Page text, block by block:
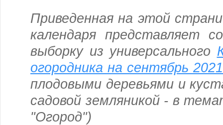
Приведенная на этой
календаря представляет
выборку из универсального
огородника на сентябрь
плодовыми деревьями и
садовой земляникой - в
"Огород")